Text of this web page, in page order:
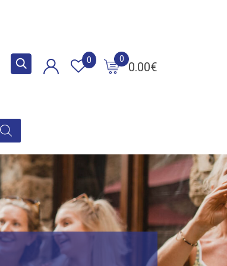
0.00€
0
0